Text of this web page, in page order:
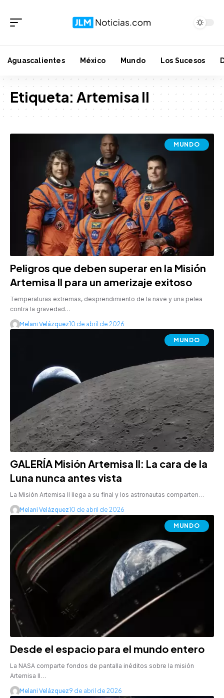
Aguascalientes México Mundo Los Sucesos
Etiqueta: Artemisa II
MUNDO
Peligros que deben superar en la Misión
Artemisa II para un amerizaje exitoso
Temperaturas extremas, desprendimiento de la nave y una pelea
contra la gravedad…
Melani Velázquez10 de abril de 2026
MUNDO
GALERÍA Misión Artemisa II: La cara de la
Luna nunca antes vista
La Misión Artemisa II llega a su final y los astronautas comparten…
Melani Velázquez10 de abril de 2026
MUNDO
Desde el espacio para el mundo entero
La NASA comparte fondos de pantalla inéditos sobre la misión
Artemisa II…
Melani Velázquez9 de abril de 2026